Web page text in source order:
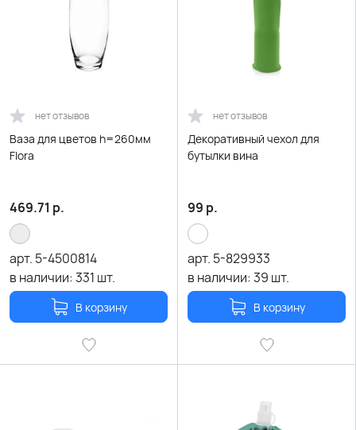
нет отзывов
Ваза для цветов h=260мм
Flora
469.71 р.
арт. 5-4500814
в наличии:331 шт.
В корзину
нет отзывов
Декоративный чехол для
бутылки вина
99 р.
арт. 5-829933
в наличии:39 шт.
В корзину